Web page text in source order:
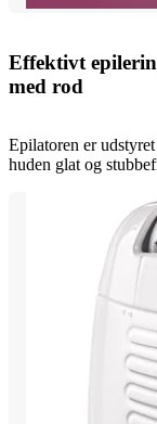
Effektivt
med rod
Epilatoren er
huden glat og